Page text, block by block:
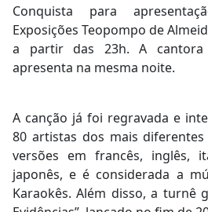
Conquista para
Exposições Teopompo de
a partir das 23h. A cantora
apresenta na mesma noite.
A canção já foi regravada e
80 artistas dos mais diferentes
versões em francês, inglês,
japonês, e é considerada a
Karaokês. Além disso, a turnê